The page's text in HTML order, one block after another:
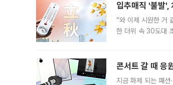
입추매직 '불발',
“와 이제 시원한 거
한 더위 속 30도대
콘서트 갈 때 응
지금 화제 되는 패